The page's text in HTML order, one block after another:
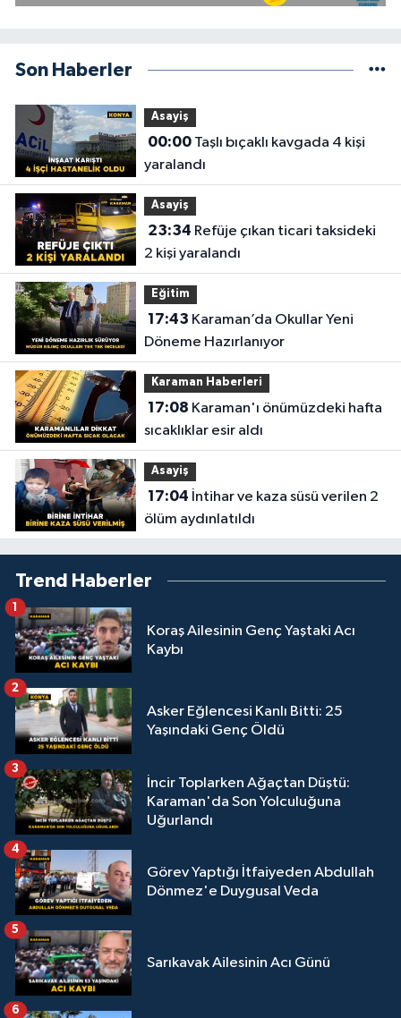
Son Haberler
Asayiş
00:00Taşlı bıçaklı kavgada 4 kişi
yaralandı
Asayiş
23:34
2 kişi yaralandı
Eğitim
17:43
Döneme Hazırlanıyor
Karaman Haberleri
17:08
sıcaklıklar esir aldı
Asayiş
17:04
ölüm aydınlatıldı
Trend Haberler
Koraş Ailesinin Genç Yaştaki Acı
Kaybı
1
Asker Eğlencesi Kanlı Bitti: 25
Yaşındaki Genç Öldü
2
İncir Toplarken Ağaçtan Düştü:
Karaman'da Son Yolculuğuna
Uğurlandı
3
Görev Yaptığı İtfaiyeden Abdullah
Dönmez'e Duygusal Veda
4
Sarıkavak Ailesinin Acı Günü
5
6